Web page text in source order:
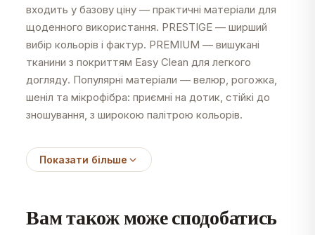
входить у базову ціну — практичні матеріали для
щоденного використання. PRESTIGE — ширший
вибір кольорів і фактур. PREMIUM — вишукані
тканини з покриттям Easy Clean для легкого
догляду. Популярні матеріали — велюр, рогожка,
шеніл та мікрофібра: приємні на дотик, стійкі до
зношування, з широкою палітрою кольорів.
Показати більше
Вам також може сподобатись